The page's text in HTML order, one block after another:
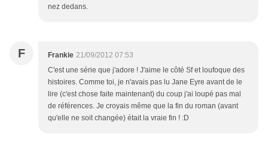
nez dedans.
F Frankie 21/09/2012 07:53
C'est une série que j'adore ! J'aime le côté Sf et loufoque des
histoires. Comme toi, je n'avais pas lu Jane Eyre avant de le
lire (c'est chose faite maintenant) du coup j'ai loupé pas mal
de références. Je croyais même que la fin du roman (avant
qu'elle ne soit changée) était la vraie fin ! :D